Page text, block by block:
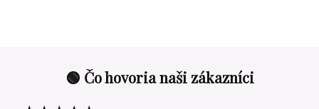
🟢 Čo hovoria naši zákazníci